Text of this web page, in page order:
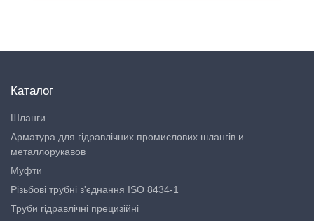
Каталог
Шланги
Арматура для гідравлічних промислових шлангів и
металлорукавов
Муфти
Різьбові трубні з'єднання ISO 8434-1
Труби гідравлічні прецизійні